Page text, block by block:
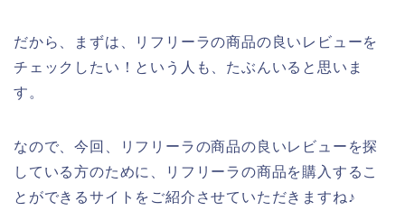
だから、まずは、リフリーラの商品の良いレビューを
チェックしたい！という人も、たぶんいると思いま
す。
なので、今回、リフリーラの商品の良いレビューを探
している方のために、リフリーラの商品を購入するこ
とができるサイトをご紹介させていただきますね♪